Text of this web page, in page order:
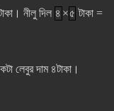
নীলু দিল ৪ ×৫ টাকা =
লেবুর দাম ৪টাকা।